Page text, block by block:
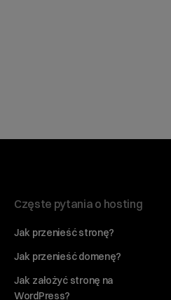
Częste pytania o hosting
Jak przenieść stronę?
Jak przenieść domenę?
Jak założyć stronę na
WordPress?